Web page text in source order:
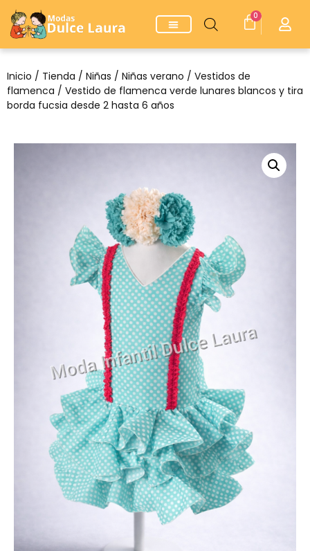
0
Inicio / Tienda / Niñas / Niñas verano / Vestidos de
flamenca / Vestido de flamenca verde lunares blancos y tira
borda fucsia desde 2 hasta 6 años